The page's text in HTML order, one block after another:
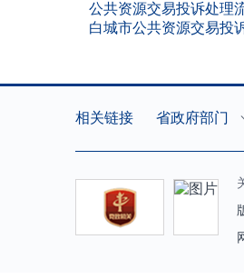
公共资源交易投诉处理
白城市公共资源交易投
相关链接 省政府部门